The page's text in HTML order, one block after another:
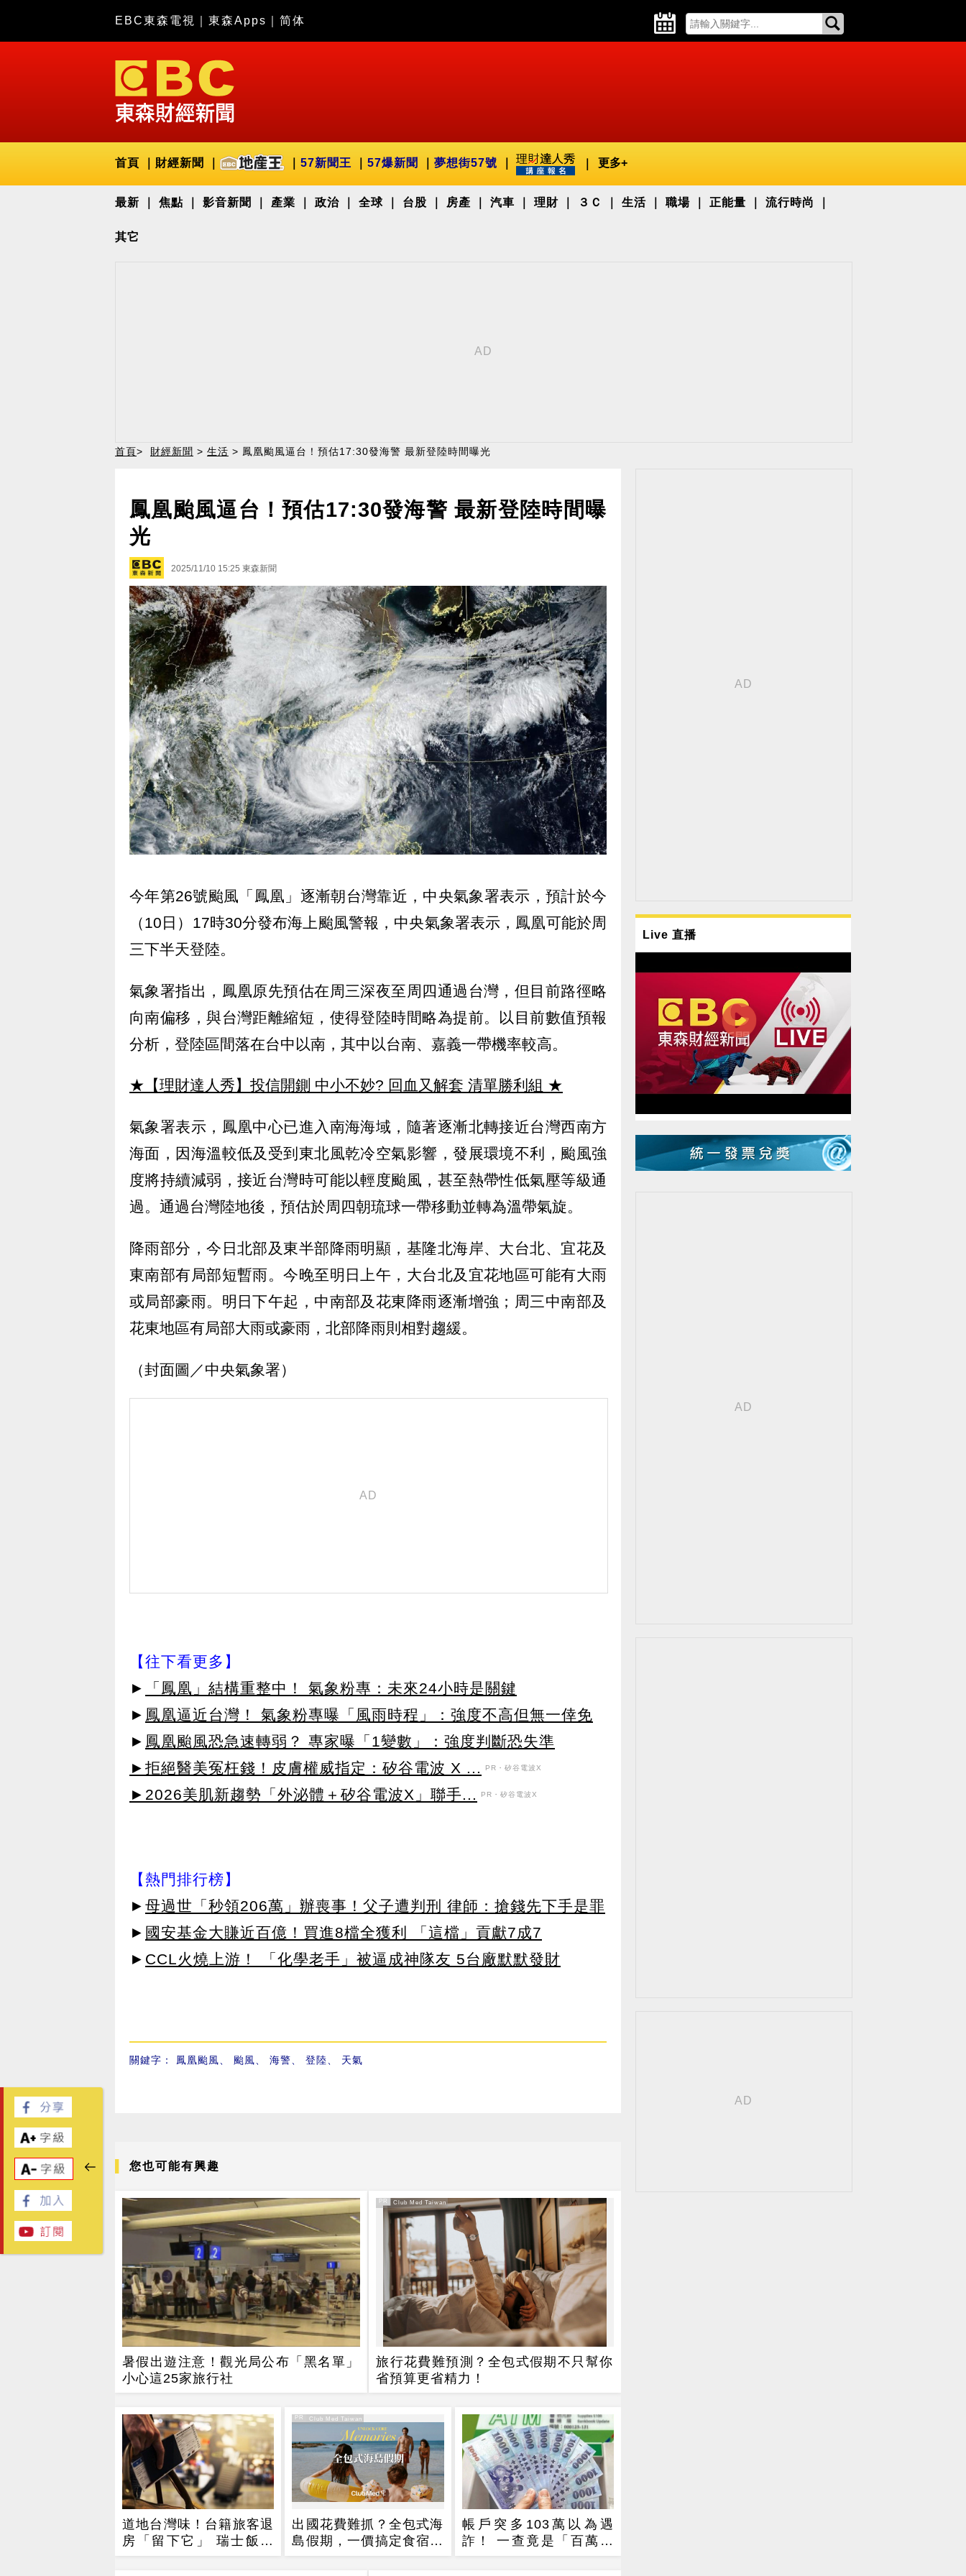
EBC東森電視 東森Apps 简体
首頁 財經新聞 57新聞王 57爆新聞 夢想街57號 更多+
最新 焦點 影音新聞 產業 政治 全球 台股 房產 汽車 理財 ３Ｃ 生活 職場 正能量 流行時尚
其它
首頁> 財經新聞 > 生活 > 鳳凰颱風逼台！預估17:30發海警 最新登陸時間曝光
鳳凰颱風逼台！預估17:30發海警 最新登陸時間曝
光
2025/11/10 15:25 東森新聞
今年第26號颱風「鳳凰」逐漸朝台灣靠近，中央氣象署表示，預計於今
（10日）17時30分發布海上颱風警報，中央氣象署表示，鳳凰可能於周
三下半天登陸。
氣象署指出，鳳凰原先預估在周三深夜至周四通過台灣，但目前路徑略
向南偏移，與台灣距離縮短，使得登陸時間略為提前。以目前數值預報
分析，登陸區間落在台中以南，其中以台南、嘉義一帶機率較高。
★【理財達人秀】投信開鍘 中小不妙? 回血又解套 清單勝利組 ★
氣象署表示，鳳凰中心已進入南海海域，隨著逐漸北轉接近台灣西南方
海面，因海溫較低及受到東北風乾冷空氣影響，發展環境不利，颱風強
度將持續減弱，接近台灣時可能以輕度颱風，甚至熱帶性低氣壓等級通
過。通過台灣陸地後，預估於周四朝琉球一帶移動並轉為溫帶氣旋。
降雨部分，今日北部及東半部降雨明顯，基隆北海岸、大台北、宜花及
東南部有局部短暫雨。今晚至明日上午，大台北及宜花地區可能有大雨
或局部豪雨。明日下午起，中南部及花東降雨逐漸增強；周三中南部及
花東地區有局部大雨或豪雨，北部降雨則相對趨緩。
（封面圖／中央氣象署）
【往下看更多】
►
「鳳凰」結構重整中！ 氣象粉專：未來24小時是關鍵
► 鳳凰逼近台灣！ 氣象粉專曝「風雨時程」：強度不高但無一倖免
► 鳳凰颱風恐急速轉弱？ 專家曝「1變數」：強度判斷恐失準
►拒絕醫美冤枉錢！皮膚權威指定：矽谷電波 X ...
PR・矽谷電波X
►2026美肌新趨勢「外泌體＋矽谷電波X」聯手... PR・矽谷電波X
【熱門排行榜】
► 母過世「秒領206萬」辦喪事！父子遭判刑 律師：搶錢先下手是罪
► 國安基金大賺近百億！買進8檔全獲利 「這檔」貢獻7成7
► CCL火燒上游！ 「化學老手」被逼成神隊友 5台廠默默發財
關鍵字： 鳳凰颱風 颱風 海警 登陸 天氣
您也可能有興趣
暑假出遊注意！觀光局公布「黑名單」
小心這25家旅行社
PR
旅行花費難預測？全包式假期不只幫你
省預算更省精力！
PR・Club Med Taiwan
道地台灣味！台籍旅客退
房「留下它」 瑞士飯店
員工吃上癮
PR
出國花費難抓？全包式海
島假期，一價搞定食宿玩
樂，省錢更省心！
PR・Club Med Taiwan
帳戶突多103萬以為遇
詐！ 一查竟是「百萬年
終」
Live 直播